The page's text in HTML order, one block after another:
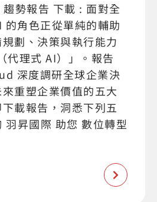
勢報告 下載 : 面對全
的角色正從單純的輔助
劃、決策與執行能力
代理式 AI）」。報告
深度調研全球企業決
重塑企業價值的五大
載報告，洞悉下列五
羽昇國際 助您 數位轉型